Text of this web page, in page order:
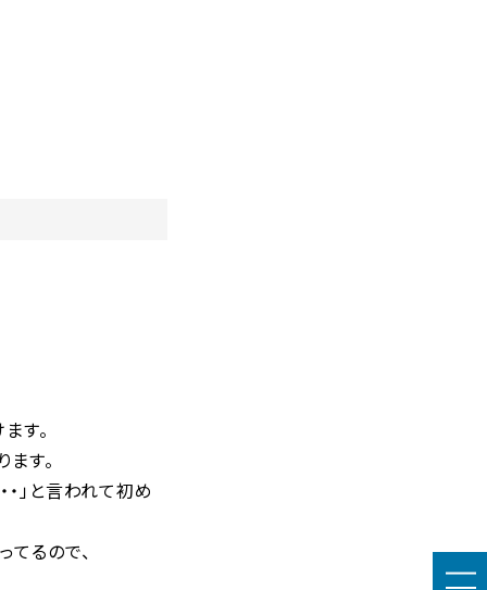
す。
す。
」と言われて初め
るので、